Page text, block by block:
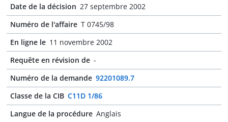
Date de la décision 27 septembre 2002
Numéro de l'affaire T 0745/98
En ligne le 11 novembre 2002
Requête en révision de -
Numéro de la demande 92201089.7
Classe de la CIB C11D 1/86
Langue de la procédure Anglais